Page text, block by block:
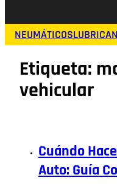
NEUMÁTICOS
Etiqueta:
vehicular
Cuándo
Auto: Guía